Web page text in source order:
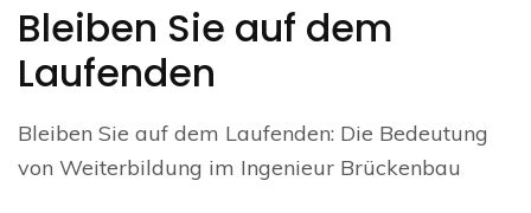
Bleiben Sie auf dem
Laufenden
Bleiben Sie auf dem Laufenden: Die Bedeutung
von Weiterbildung im Ingenieur Brückenbau